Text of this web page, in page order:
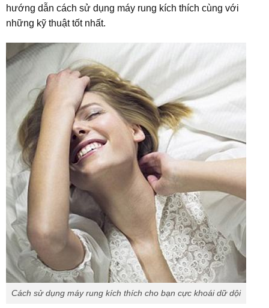
hướng dẫn cách sử dụng máy rung kích thích cùng với
những kỹ thuật tốt nhất.
Cách sử dụng máy rung kích thích cho bạn cực khoái dữ dội